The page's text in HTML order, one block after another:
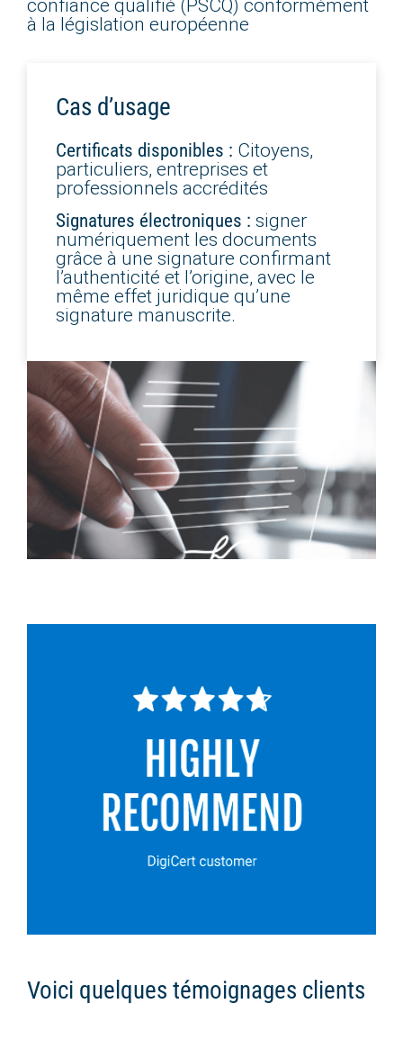
confiance qualifié (PSCQ) conformément
à la législation européenne
Cas d’usage
Certificats disponibles : Citoyens,
particuliers, entreprises et
professionnels accrédités
Signatures électroniques : signer
numériquement les documents
grâce à une signature confirmant
l’authenticité et l’origine, avec le
même effet juridique qu’une
signature manuscrite.
Voici quelques témoignages clients